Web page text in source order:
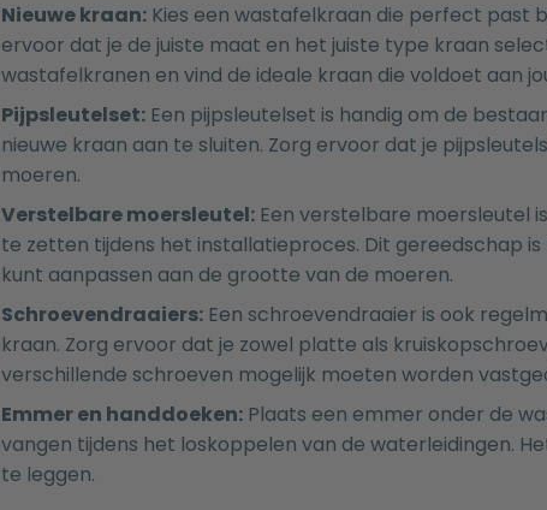
Nieuwe kraan:Kies een wastafelkraan die perfect past
ervoor dat je de juiste maat en het juiste type kraan
wastafelkranen en vind de ideale kraan die voldoet aan
Pijpsleutelset:Een pijpsleutelset is handig om de
nieuwe kraan aan te sluiten. Zorg ervoor dat je
moeren.
Verstelbare moersleutel:Een verstelbare moersleutel
te zetten tijdens het installatieproces. Dit gereedschap
kunt aanpassen aan de grootte van de moeren.
Schroevendraaiers:Een schroevendraaier is ook
kraan. Zorg ervoor dat je zowel platte als
verschillende schroeven mogelijk moeten worden
Emmer en handdoeken:Plaats een emmer onder de
vangen tijdens het loskoppelen van de waterleidingen.
te leggen.